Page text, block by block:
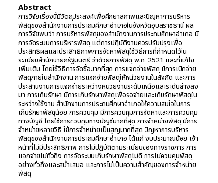
Abstract
การวิจัยเรื่องนี้มีวัตถุประสงค์เพื่อศึกษาสภาพและปัญหาการบริหาร
พัสดุของสำนักงานการประถมศึกษาอำเภอในจังหวัดอุบลราชธานี ผล
การวิจัยพบว่า การบริหารพัสดุของสำนักงานการประถมศึกษาอำเภอ มี
การจัดระบบการบริหารพัสดุ แต่การปฏิบัติงานควรปรับปรุงเพื่อ
ประสิทธิผลและประสิทธิภาพการจัดหาพัสดุใช้วิธีการที่กำหนดไว้ใน
ระเบียบสำนักนายกรัฐมนตรี ว่าด้วยการพัสดุ พ.ศ. 2521 และที่แก้ไข
เพิ่มเติม โดยใช้วิธีการจัดซื้อมากที่สุด การแจกจ่ายพัสดุ มีการเบิกจ่าย
พัสดุภายในสำนักงาน การแจกจ่ายพัสดุให้หน่วยงานในสังกัด และการ
ประสานงานการแจกจ่ายระหว่างหน่วยงานระดับเหนือและระดับล่างลง
มา การเก็บรักษา มีการเก็บรักษาพัสดุเพื่อรอจ่ายและเก็บรักษาพัสดุใน
ระหว่างใช้งาน สำนักงานการประถมศึกษาอำเภอให้ความสนใจในการ
เก็บรักษาพัสดุน้อย การควบคุม มีการควบคุมการจัดหาและการควบคุม
ทางบัญชี โดยใช้การควบคุมทางบัญชีมากที่สุด การจำหน่ายพัสดุ มีการ
จำหน่ายหลายวิธี ใช้การจำหน่ายเป็นสูญมากที่สุด ปัญหาการบริหาร
พัสดุของสำนักงานการประถมศึกษาอำเภอ ได้แก่ งบประมาณน้อย เจ้า
หน้าที่ไม่มีประสิทธิภาพ การไม่ปฏิบัติตามระเบียบของทางราชการ การ
แจกจ่ายไม่ทั่วถึง การจัดระบบเก็บรักษาพัสดุไม่ดี การไม่ควบคุมพัสดุ
อย่างทั่วถึงและสม่ำเสมอ และการไม่เป็นความสำคัญของการจำหน่าย
พัสดุ